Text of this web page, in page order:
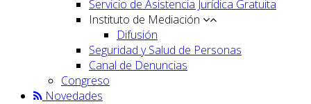
Servicio de Asistencia Jurídica Gratuita
Instituto de Mediación
Difusión
Seguridad y Salud de Personas
Canal de Denuncias
Congreso
Novedades